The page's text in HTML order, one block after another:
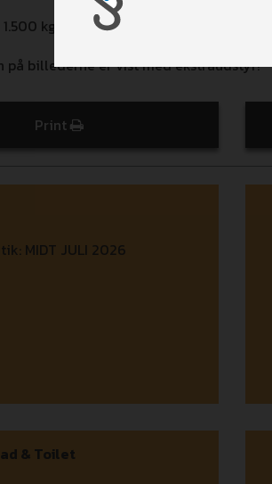
kg (3.895,-)
på billederne er vist med ekstraudstyr!
Print
MIDT JULI 2026
& Toilet